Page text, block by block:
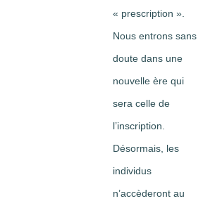
« prescription ».
Nous entrons sans
doute dans une
nouvelle ère qui
sera celle de
l’inscription.
Désormais, les
individus
n’accèderont au